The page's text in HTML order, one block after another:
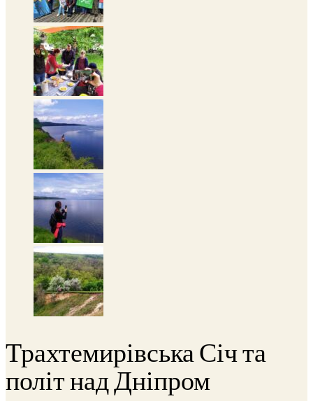
Трахтемирівська Січ та
політ над Дніпром